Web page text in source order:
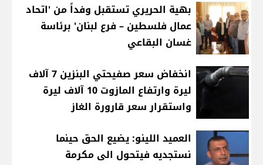
بهية الحريري تستقبل وفداً من 'اتحاد
عمال فلسطين – فرع لبنان' برئاسة
غسان البقاعي
انخفاض سعر صفيحتي البنزين 7 آلاف
ليرة وارتفاع المازوت 10 آلاف ليرة
واستقرار سعر قارورة الغاز
العميد اللينو: يضيع الحق حينما
نستجديه فيتحول الى مكرمة